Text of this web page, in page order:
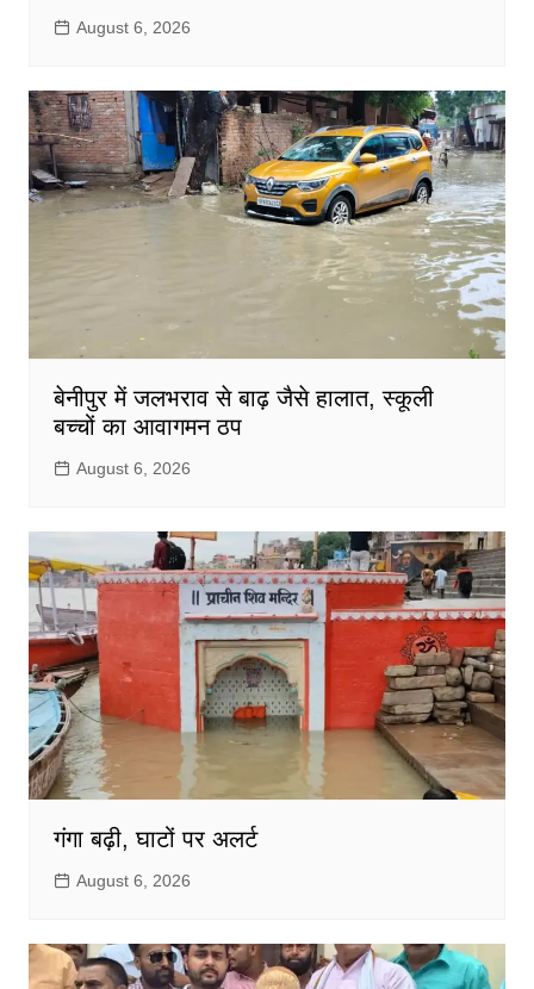
August 6, 2026
बेनीपुर में जलभराव से बाढ़ जैसे हालात, स्कूली
बच्चों का आवागमन ठप
August 6, 2026
गंगा बढ़ी, घाटों पर अलर्ट
August 6, 2026